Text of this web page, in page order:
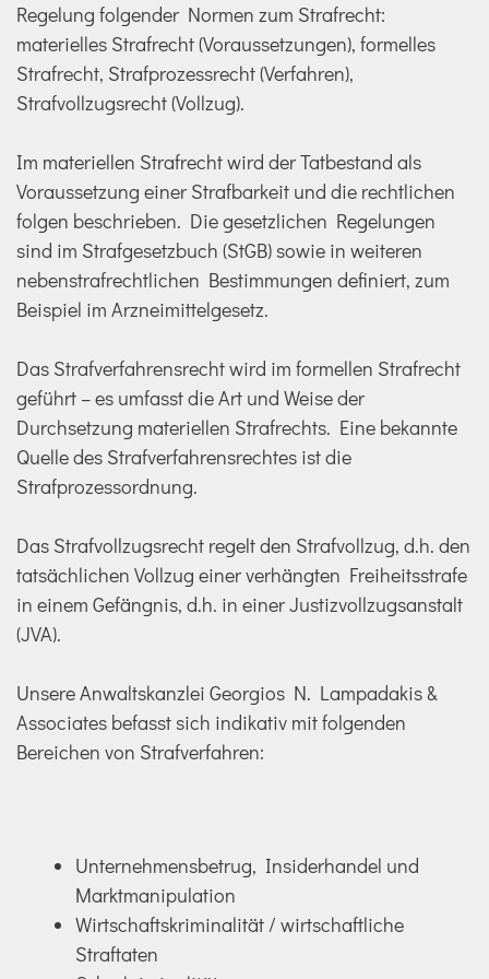
Regelung folgender Normen zum Strafrecht:
materielles Strafrecht (Voraussetzungen), formelles
Strafrecht, Strafprozessrecht (Verfahren),
Strafvollzugsrecht (Vollzug).
Im materiellen Strafrecht wird der Tatbestand als
Voraussetzung einer Strafbarkeit und die rechtlichen
folgen beschrieben. Die gesetzlichen Regelungen
sind im Strafgesetzbuch (StGB) sowie in weiteren
nebenstrafrechtlichen Bestimmungen definiert, zum
Beispiel im Arzneimittelgesetz.
Das Strafverfahrensrecht wird im formellen Strafrecht
geführt – es umfasst die Art und Weise der
Durchsetzung materiellen Strafrechts. Eine bekannte
Quelle des Strafverfahrensrechtes ist die
Strafprozessordnung.
Das Strafvollzugsrecht regelt den Strafvollzug, d.h. den
tatsächlichen Vollzug einer verhängten Freiheitsstrafe
in einem Gefängnis, d.h. in einer Justizvollzugsanstalt
(JVA).
Unsere Anwaltskanzlei Georgios N. Lampadakis &
Associates befasst sich indikativ mit folgenden
Bereichen von Strafverfahren:
Unternehmensbetrug, Insiderhandel und
Marktmanipulation
Wirtschaftskriminalität / wirtschaftliche
Straftaten